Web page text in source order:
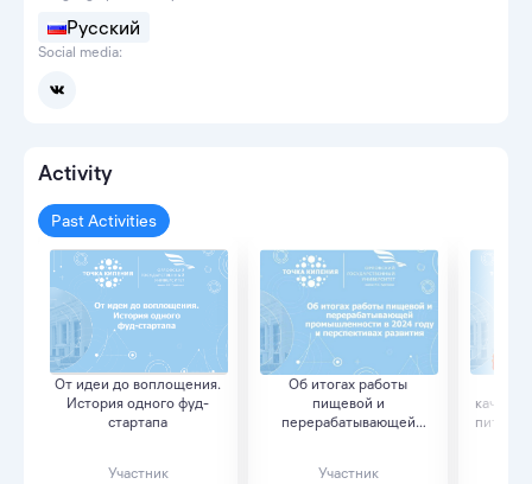
Русский
Social media:
Activity
Past Activities
От идеи до воплощения.
История одного фуд-
стартапа
Участник
Об итогах работы
пищевой и
перерабатывающей
Участник